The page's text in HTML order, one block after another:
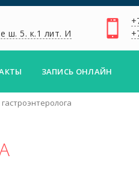
ш. 5. к.1 лит. И
ЗАПИСЬ ОНЛАЙН